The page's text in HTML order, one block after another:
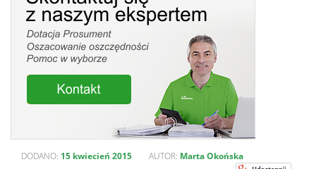
DODANO: 15 kwiecień 2015 AUTOR: Marta Okońska